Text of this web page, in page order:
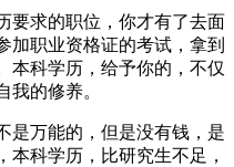
求的职位，你才有了去面
加职业资格证的考试，拿到
本科学历，给予你的，不仅
我的修养。
万能的，但是没有钱，是
科学历，比研究生不足，